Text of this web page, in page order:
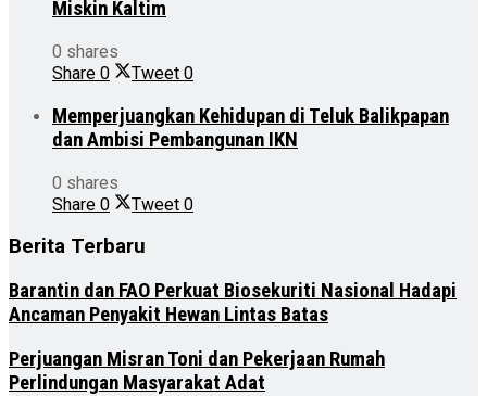
Miskin Kaltim
0 shares
Share 0 Tweet 0
Memperjuangkan Kehidupan di Teluk Balikpapan
dan Ambisi Pembangunan IKN
0 shares
Share 0 Tweet 0
Berita Terbaru
Barantin dan FAO Perkuat Biosekuriti Nasional Hadapi
Ancaman Penyakit Hewan Lintas Batas
Perjuangan Misran Toni dan Pekerjaan Rumah
Perlindungan Masyarakat Adat